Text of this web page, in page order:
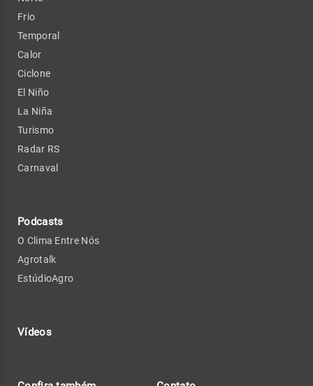
Frio
Temporal
Calor
Ciclone
El Niño
La Niña
Turismo
Radar RS
Carnaval
Podcasts
O Clima Entre Nós
Agrotalk
EstúdioAgro
Vídeos